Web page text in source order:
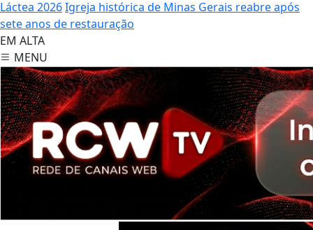
Láctea 2026Igreja histórica de Minas Gerais reabre após
sete anos de restauração
EM ALTA
MENU